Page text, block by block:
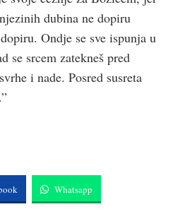
dubina ne dopiru
Ondje se sve ispunja u
se srcem zatekneš pred
i nade. Posred susreta
Whatsapp